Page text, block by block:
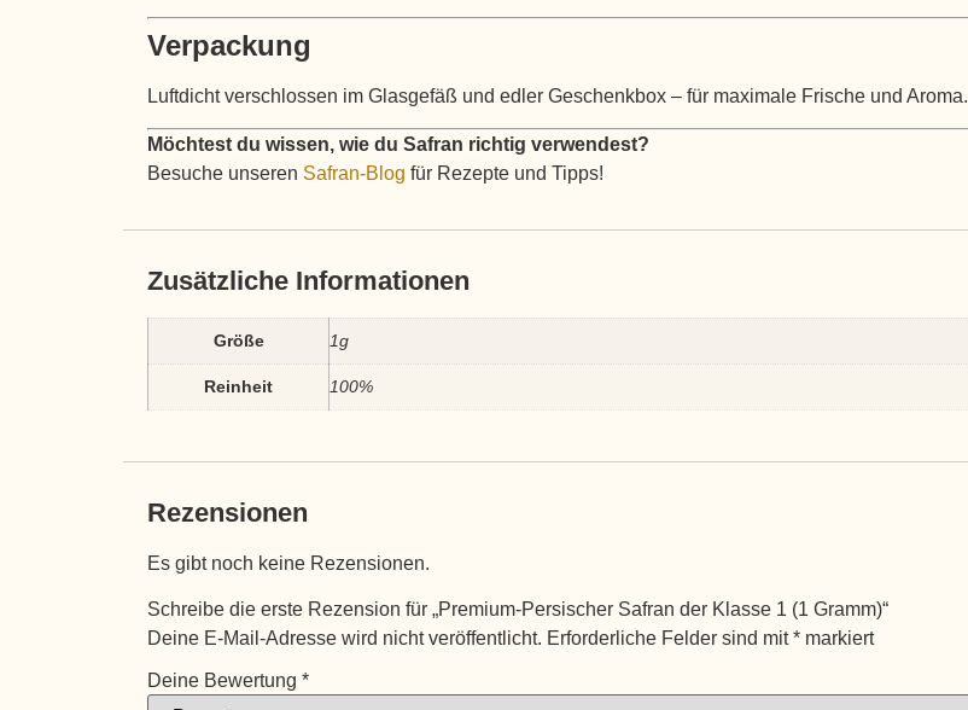
Verpackung
Luftdicht verschlossen im Glasgefäß und edler Geschenkbox – für maximale Frische und Aroma.
Möchtest du wissen, wie du Safran richtig verwendest?
Besuche unseren Safran-Blog für Rezepte und Tipps!
Zusätzliche Informationen
Größe 1g
Reinheit 100%
Rezensionen
Es gibt noch keine Rezensionen.
Schreibe die erste Rezension für „Premium-Persischer Safran der Klasse 1 (1 Gramm)“
Deine E-Mail-Adresse wird nicht veröffentlicht. Erforderliche Felder sind mit* markiert
Deine Bewertung *